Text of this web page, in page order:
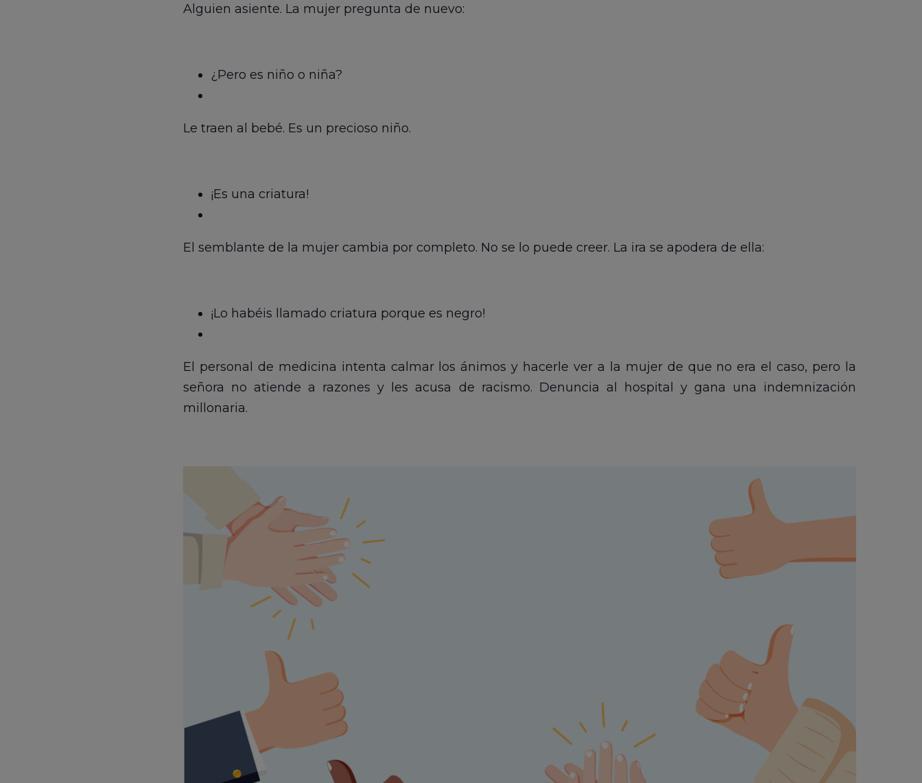
Alguien asiente. La mujer pregunta de nuevo:
¿Pero es niño o niña?
Le traen al bebé. Es un precioso niño.
¡Es una criatura!
El semblante de la mujer cambia por completo. No se lo puede creer. La ira se apodera de ella:
¡Lo habéis llamado criatura porque es negro!
El personal de medicina intenta calmar los ánimos y hacerle ver a la mujer de que no era el caso, pero la
señora no atiende a razones y les acusa de racismo. Denuncia al hospital y gana una indemnización
millonaria.